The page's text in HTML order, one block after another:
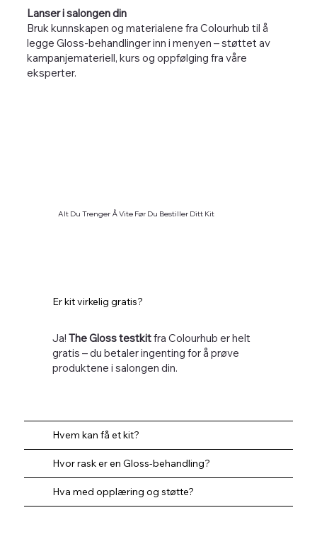
Lanser i salongen din
Bruk kunnskapen og materialene fra Colourhub til å
legge Gloss-behandlinger inn i menyen – støttet av
kampanjemateriell, kurs og oppfølging fra våre
eksperter.
Alt Du Trenger Å Vite Før Du Bestiller Ditt Kit
Er kit virkelig gratis?
Ja!The Gloss testkitfra Colourhub er helt
gratis – du betaler ingenting for å prøve
produktene i salongen din.
Hvem kan få et kit?
Hvor rask er en Gloss-behandling?
Hva med opplæring og støtte?